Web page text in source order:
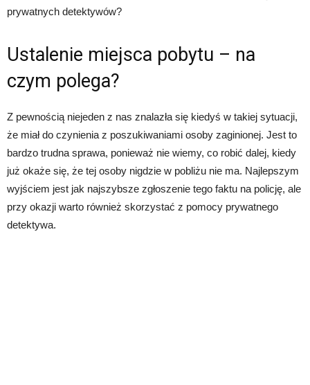
prywatnych detektywów?
Ustalenie miejsca pobytu – na
czym polega?
Z pewnością niejeden z nas znalazła się kiedyś w takiej sytuacji,
że miał do czynienia z poszukiwaniami osoby zaginionej. Jest to
bardzo trudna sprawa, ponieważ nie wiemy, co robić dalej, kiedy
już okaże się, że tej osoby nigdzie w pobliżu nie ma. Najlepszym
wyjściem jest jak najszybsze zgłoszenie tego faktu na policję, ale
przy okazji warto również skorzystać z pomocy prywatnego
detektywa.